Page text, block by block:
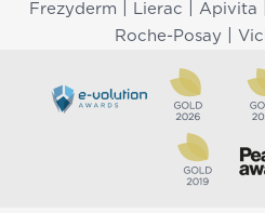
Frezyderm Lierac Apivita
Roche-Posay